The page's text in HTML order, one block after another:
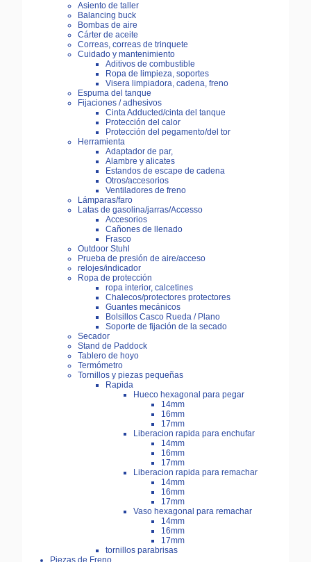
Asiento de taller
Balancing buck
Bombas de aire
Cárter de aceite
Correas, correas de trinquete
Cuidado y mantenimiento
Aditivos de combustible
Ropa de limpieza, soportes
Visera limpiadora, cadena, freno
Espuma del tanque
Fijaciones / adhesivos
Cinta Adducted/cinta del tanque
Protección del calor
Protección del pegamento/del tor
Herramienta
Adaptador de par,
Alambre y alicates
Estandos de escape de cadena
Otros/accesorios
Ventiladores de freno
Lámparas/faro
Latas de gasolina/jarras/Accesso
Accesorios
Cañones de llenado
Frasco
Outdoor Stuhl
Prueba de presión de aire/acceso
relojes/indicador
Ropa de protección
ropa interior, calcetines
Chalecos/protectores protectores
Guantes mecánicos
Bolsillos Casco Rueda / Plano
Soporte de fijación de la secado
Secador
Stand de Paddock
Tablero de hoyo
Termómetro
Tornillos y piezas pequeñas
Rapida
Hueco hexagonal para pegar
14mm
16mm
17mm
Liberacion rapida para enchufar
14mm
16mm
17mm
Liberacion rapida para remachar
14mm
16mm
17mm
Vaso hexagonal para remachar
14mm
16mm
17mm
tornillos parabrisas
Piezas de Freno